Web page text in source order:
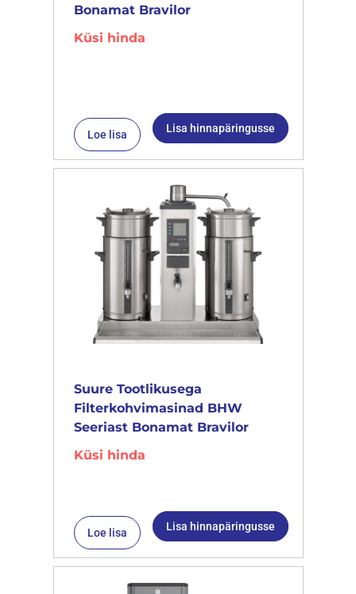
Bonamat Bravilor
Küsi hinda
Loe lisa Lisa hinnapäringusse
Suure Tootlikusega
Filterkohvimasinad BHW
Seeriast Bonamat Bravilor
Küsi hinda
Loe lisa Lisa hinnapäringusse